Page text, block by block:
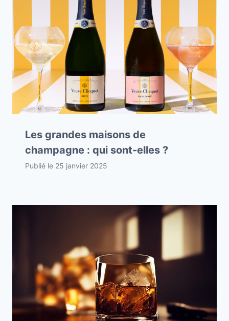
Les grandes maisons de
champagne : qui sont-elles ?
Publié le 25 janvier 2025